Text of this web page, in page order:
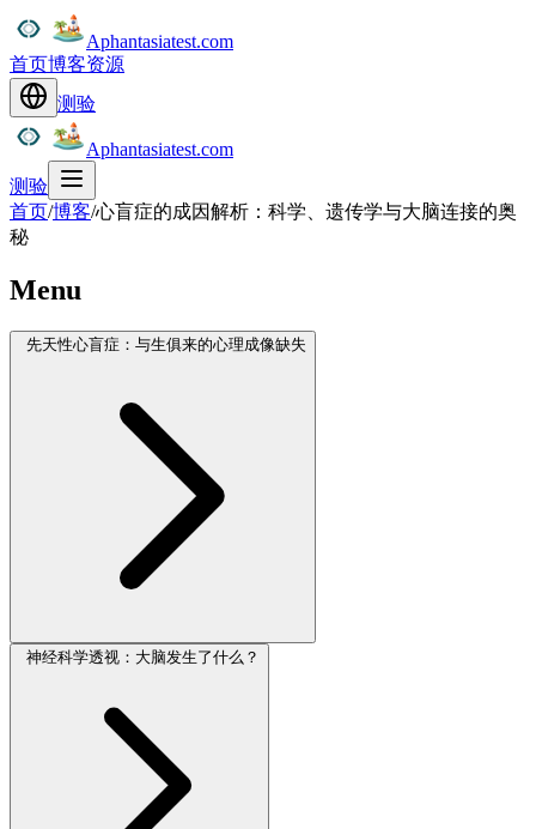
Aphantasiatest.com
首页博客资源
测验
Aphantasiatest.com
测验
首页/博客/心盲症的成因解析：科学、遗传学与大脑连接的奥
秘
Menu
先天性心盲症：与生俱来的心理成像缺失
神经科学透视：大脑发生了什么？